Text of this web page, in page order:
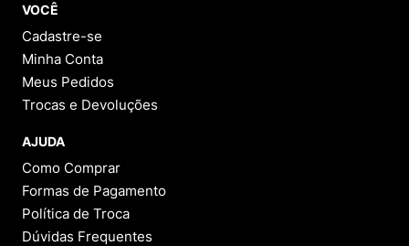
VOCÊ
Cadastre-se
Minha Conta
Meus Pedidos
Trocas e Devoluções
AJUDA
Como Comprar
Formas de Pagamento
Política de Troca
Dúvidas Frequentes